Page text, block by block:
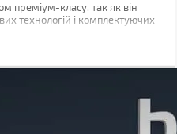
преміум-класу, так як він
технологій і комплектуючих